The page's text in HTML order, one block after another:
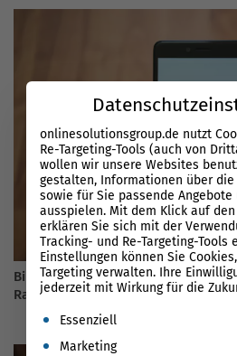
Bing – Welche weiteren Faktoren
Ranking?
onlinesolutionsgroup.de nutzt
Re-Targeting-Tools (auch von
wollen wir unsere Websites
gestalten, Informationen über die
sowie für Sie passende Angebote
ausspielen. Mit dem Klick auf
erklären Sie sich mit der
Tracking- und Re-Targeting-Tools
Einstellungen können Sie
Targeting verwalten. Ihre
jederzeit mit Wirkung für die
Es folgt eine Liste der
Essenziell
Marketing